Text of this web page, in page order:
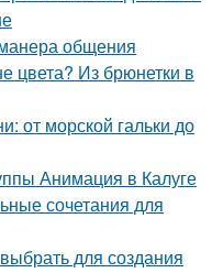
общения
цвета? Из брюнетки в
от морской гальки до
Анимация в Калуге
сочетания для
для создания